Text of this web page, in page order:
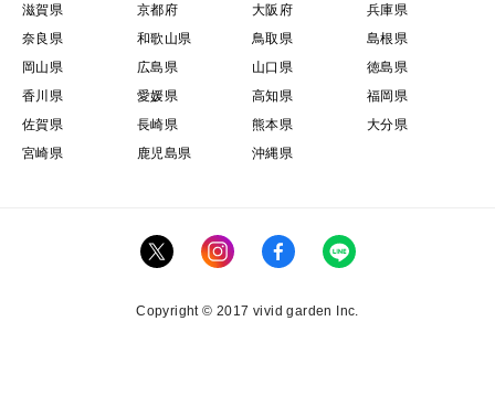
滋賀県
京都府 大阪府
兵庫県
奈良県
和歌山県 鳥取県
島根県
岡山県
広島県 山口県
徳島県
香川県
愛媛県 高知県
福岡県
佐賀県
長崎県 熊本県
大分県
宮崎県
鹿児島県 沖縄県
Copyright © 2017 vivid garden Inc.